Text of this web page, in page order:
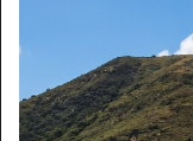
home/catálogo de productos/ ...